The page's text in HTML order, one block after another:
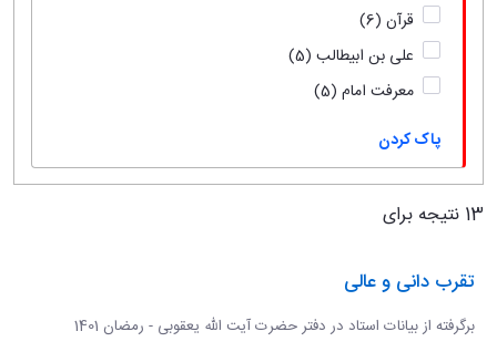
قرآن (6)
علی بن ابیطالب (5)
معرفت امام (5)
پاک کردن
13 نتیجه برای
تقرب دانی و عالی
برگرفته از بیانات استاد در دفتر حضرت آیت الله یعقوبی - رمضان 1401